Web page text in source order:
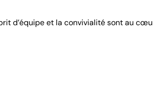
d’équipe et la convivialité sont au